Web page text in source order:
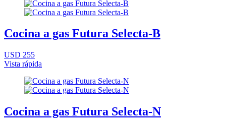
Cocina a gas Futura Selecta-B
USD 255
Vista rápida
Cocina a gas Futura Selecta-N